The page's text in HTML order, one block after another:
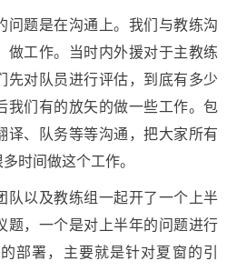
问题是在沟通上。我们与教练沟
做工作。当时内外援对于主教练
先对队员进行评估，到底有多少
我们有的放矢的做一些工作。包
译、队务等等沟通，把大家所有
时间做这个工作。
队以及教练组一起开了一个上半
题，一个是对上半年的问题进行
部署，主要就是针对夏窗的引